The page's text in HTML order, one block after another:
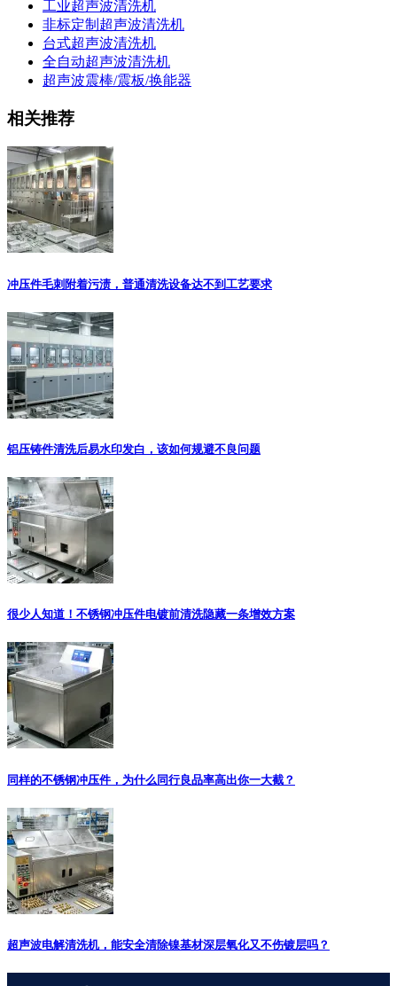
工业超声波清洗机
非标定制超声波清洗机
台式超声波清洗机
全自动超声波清洗机
超声波震棒/震板/换能器
相关推荐
冲压件毛刺附着污渍，普通清洗设备达不到工艺要求
铝压铸件清洗后易水印发白，该如何规避不良问题
很少人知道！不锈钢冲压件电镀前清洗隐藏一条增效方案
同样的不锈钢冲压件，为什么同行良品率高出你一大截？
超声波电解清洗机，能安全清除镍基材深层氧化又不伤镀层吗？